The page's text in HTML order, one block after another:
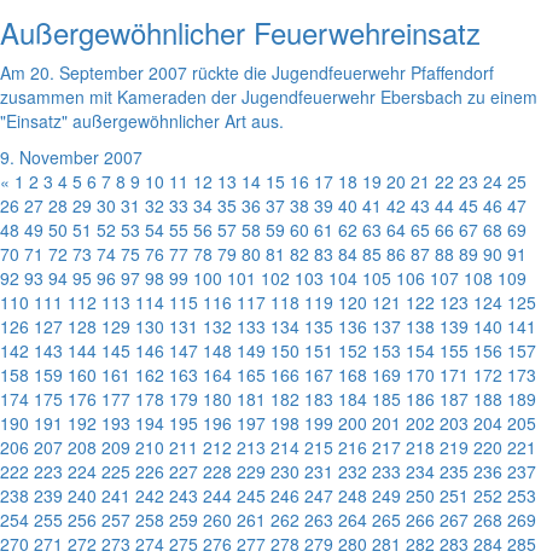
Außergewöhnlicher Feuerwehreinsatz
Am 20. September 2007 rückte die Jugendfeuerwehr Pfaffendorf
zusammen mit Kameraden der Jugendfeuerwehr Ebersbach zu einem
"Einsatz" außergewöhnlicher Art aus.
9. November 2007
« 1 2 3 4 5 6 7 8 9 10 11 12 13 14 15 16 17 18 19 20 21 22 23 24 25
26 27 28 29 30 31 32 33 34 35 36 37 38 39 40 41 42 43 44 45 46 47
48 49 50 51 52 53 54 55 56 57 58 59 60 61 62 63 64 65 66 67 68 69
70 71 72 73 74 75 76 77 78 79 80 81 82 83 84 85 86 87 88 89 90 91
92 93 94 95 96 97 98 99 100 101 102 103 104 105 106 107 108 109
110 111 112 113 114 115 116 117 118 119 120 121 122 123 124 125
126 127 128 129 130 131 132 133 134 135 136 137 138 139 140 141
142 143 144 145 146 147 148 149 150 151 152 153 154 155 156 157
158 159 160 161 162 163 164 165 166 167 168 169 170 171 172 173
174 175 176 177 178 179 180 181 182 183 184 185 186 187 188 189
190 191 192 193 194 195 196 197 198 199 200 201 202 203 204 205
206 207 208 209 210 211 212 213 214 215 216 217 218 219 220 221
222 223 224 225 226 227 228 229 230 231 232 233 234 235 236 237
238 239 240 241 242 243 244 245 246 247 248 249 250 251 252 253
254 255 256 257 258 259 260 261 262 263 264 265 266 267 268 269
270 271 272 273 274 275 276 277 278 279 280 281 282 283 284 285